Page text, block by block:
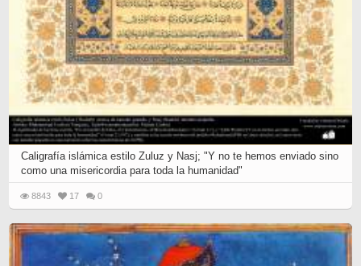
Caligrafía islámica estilo Zuluz y Nasj; "Y no te hemos enviado sino
como una misericordia para toda la humanidad"
8843 17 0